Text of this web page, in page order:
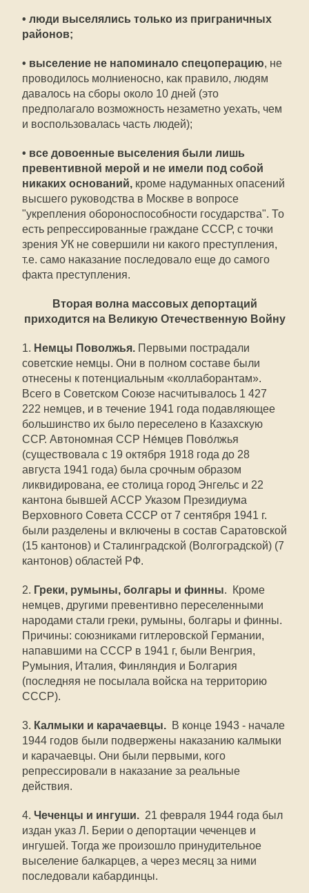
• люди выселялись только из приграничных
районов;
• выселение не напоминало спецоперацию, не
проводилось молниеносно, как правило, людям
давалось на сборы около 10 дней (это
предполагало возможность незаметно уехать, чем
и воспользовалась часть людей);
• все довоенные выселения были лишь
превентивной мерой и не имели под собой
никаких оснований, кроме надуманных опасений
высшего руководства в Москве в вопросе
"укрепления обороноспособности государства". То
есть репрессированные граждане СССР, с точки
зрения УК не совершили ни какого преступления,
т.е. само наказание последовало еще до самого
факта преступления.
Вторая волна массовых депортаций
приходится на Великую Отечественную Войну
1. Немцы Поволжья. Первыми пострадали
советские немцы. Они в полном составе были
отнесены к потенциальным «коллаборантам».
Всего в Советском Союзе насчитывалось 1 427
222 немцев, и в течение 1941 года подавляющее
большинство их было переселено в Казахскую
ССР. Автономная ССР Не́мцев Пово́лжья
(существовала с 19 октября 1918 года до 28
августа 1941 года) была срочным образом
ликвидирована, ее столица город Энгельс и 22
кантона бывшей АССР Указом Президиума
Верховного Совета СССР от 7 сентября 1941 г.
были разделены и включены в состав Саратовской
(15 кантонов) и Сталинградской (Волгоградской) (7
кантонов) областей РФ.
2. Греки, румыны, болгары и финны. Кроме
немцев, другими превентивно переселенными
народами стали греки, румыны, болгары и финны.
Причины: союзниками гитлеровской Германии,
напавшими на СССР в 1941 г, были Венгрия,
Румыния, Италия, Финляндия и Болгария
(последняя не посылала войска на территорию
СССР).
3. Калмыки и карачаевцы. В конце 1943 - начале
1944 годов были подвержены наказанию калмыки
и карачаевцы. Они были первыми, кого
репрессировали в наказание за реальные
действия.
4. Чеченцы и ингуши. 21 февраля 1944 года был
издан указ Л. Берии о депортации чеченцев и
ингушей. Тогда же произошло принудительное
выселение балкарцев, а через месяц за ними
последовали кабардинцы.